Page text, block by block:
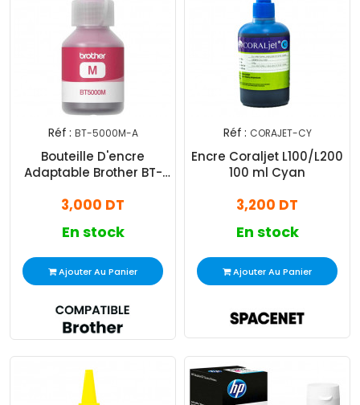
Réf : BT-5000M-A
Bouteille D'encre
Adaptable Brother BT-
3,000 DT
En stock
Ajouter Au Panier
Réf : CORAJET-CY
Encre Coraljet L100/L200
100 ml Cyan
3,200 DT
En stock
Ajouter Au Panier